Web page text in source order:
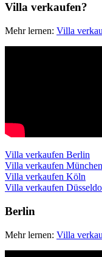
Villa verkaufen?
Mehr lernen: Villa
Villa verkaufen Berlin
Villa verkaufen München
Villa verkaufen Köln
Villa verkaufen
Berlin
Mehr lernen: Villa